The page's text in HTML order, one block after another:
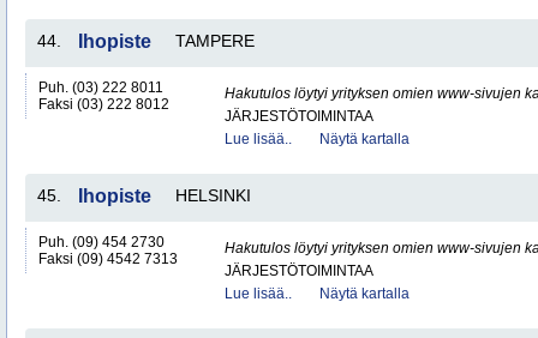
44. Ihopiste TAMPERE
Puh. (03) 222 8011
Faksi (03) 222 8012
Hakutulos löytyi yrityksen omien www-sivujen
JÄRJESTÖTOIMINTAA
Lue lisää..
Näytä kartalla
45. Ihopiste HELSINKI
Puh. (09) 454 2730
Faksi (09) 4542 7313
Hakutulos löytyi yrityksen omien www-sivujen
JÄRJESTÖTOIMINTAA
Lue lisää..
Näytä kartalla